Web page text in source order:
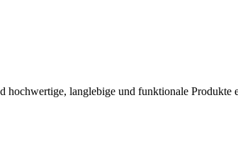
langlebige und funktionale Produkte